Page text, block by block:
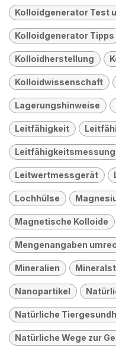
Kolloidgenerator Test
Kolloidgenerator Tipps
Kolloidherstellung
Kolloidwissenschaft
Lagerungshinweise
Leitfähigkeit
Leitfähigkeitsmessung
Leitwertmessgerät
Lochhülse
Magnetische Kolloide
Mengenangaben
Mineralien
Nanopartikel
Natürliche
Natürliche Wege zur